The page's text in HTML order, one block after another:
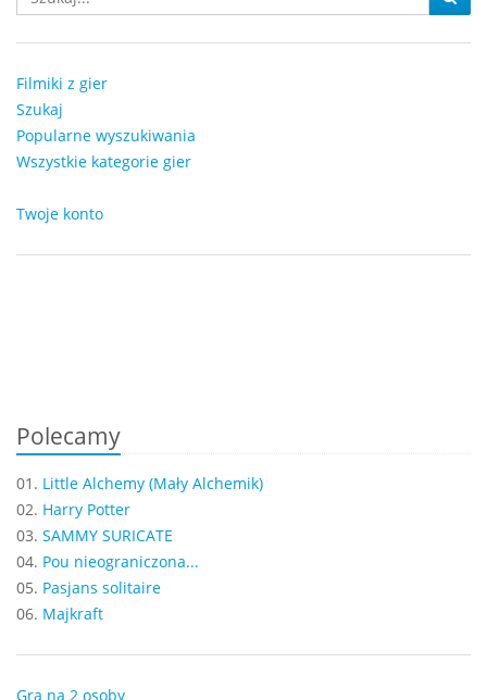
Filmiki z gier
Szukaj
Popularne wyszukiwania
Wszystkie kategorie gier
Twoje konto
Polecamy
01. Little Alchemy (Mały Alchemik)
02. Harry Potter
03. SAMMY SURICATE
04. Pou nieograniczona...
05. Pasjans solitaire
06. Majkraft
Gra na 2 osoby